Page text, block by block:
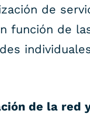
de
función de
de la red